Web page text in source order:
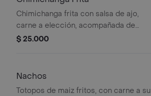
Chimichanga frita con salsa de ajo,
carne a elección, acompañada de
guacamole, crema y cebolla
$ 25.000
Nachos
Totopos de maiz fritos, con carne a su